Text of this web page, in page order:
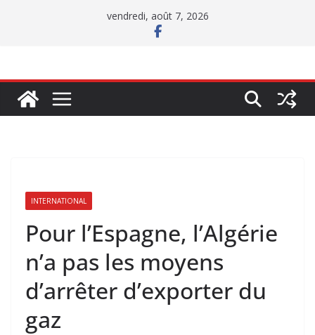
vendredi, août 7, 2026
INTERNATIONAL
Pour l’Espagne, l’Algérie
n’a pas les moyens
d’arrêter d’exporter du
gaz